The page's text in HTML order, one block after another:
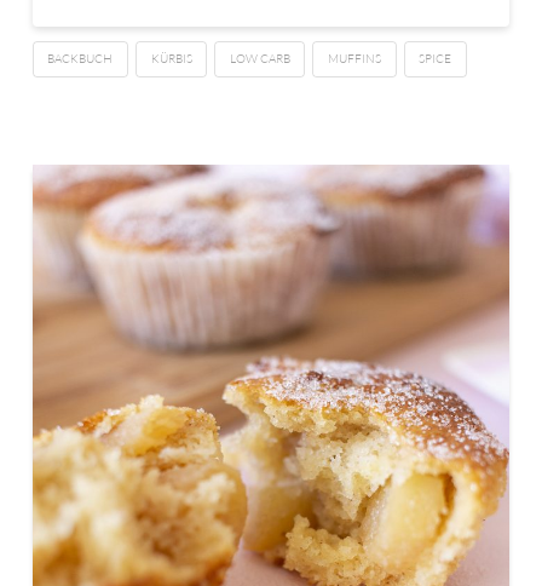
BACKBUCH KÜRBIS LOW CARB MUFFINS SPICE